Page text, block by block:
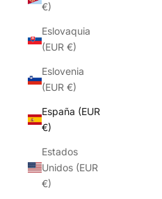
€)
Eslovaquia
(EUR €)
Eslovenia
(EUR €)
España (EUR
€)
Estados
Unidos (EUR
€)